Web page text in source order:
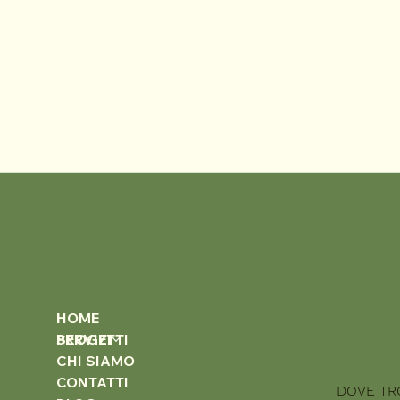
HOME
SERVIZI
PROGETTI
CHI SIAMO
CONTATTI
DOVE